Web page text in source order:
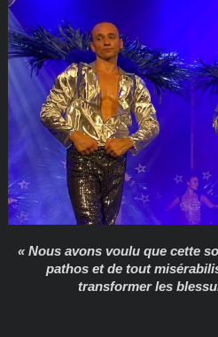
« Nous avons voulu que cette
pathos et de tout
transformer les